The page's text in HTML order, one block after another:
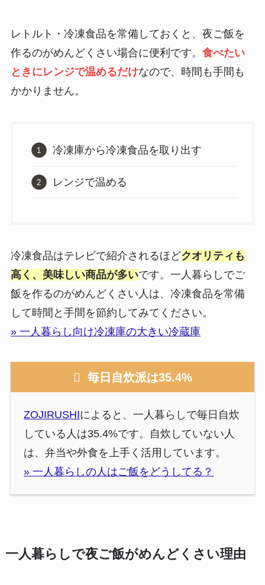
レトルト・冷凍食品を常備しておくと、夜ご飯を
作るのがめんどくさい場合に便利です。 食べたい
ときにレンジで温めるだけなので、時間も手間も
かかりません。
冷凍庫から冷凍食品を取り出す
レンジで温める
冷凍食品はテレビで紹介されるほどクオリティも
高く、美味しい商品が多いです。一人暮らしでご
飯を作るのがめんどくさい人は、冷凍食品を常備
して時間と手間を節約してみてください。
» 一人暮らし向け冷凍庫の大きい冷蔵庫
毎日自炊派は35.4%
ZOJIRUSHIによると、一人暮らしで毎日自炊
している人は35.4%です。自炊していない人
は、弁当や外食を上手く活用しています。
» 一人暮らしの人はご飯をどうしてる？
一人暮らしで夜ご飯がめんどくさい理由